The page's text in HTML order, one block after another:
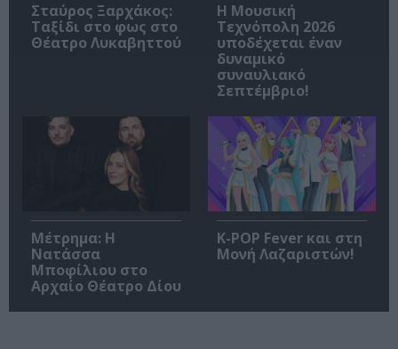
Σταύρος Ξαρχάκος:
Ταξίδι στο φως στο
Θέατρο Λυκαβηττού
Η Μουσική
Τεχνόπολη 2026
υποδέχεται έναν
δυναμικό
συναυλιακό
Σεπτέμβριο!
Μέτρημα: Η
Νατάσσα
Μποφίλιου στο
Αρχαίο Θέατρο Δίου
K-POP Fever και στη
Μονή Λαζαριστών!